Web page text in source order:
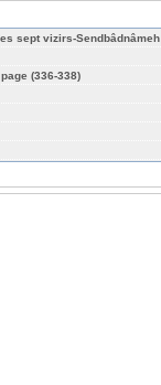
sept vizirs-Sendbâdnâmeh
(336-338)